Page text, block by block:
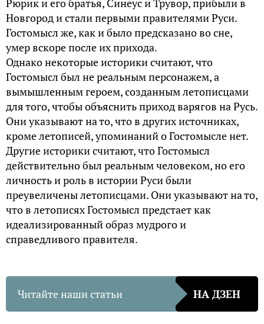
Рюрик и его братья, Синеус и Трувор, прибыли в
Новгород и стали первыми правителями Руси.
Гостомысл же, как и было предсказано во сне,
умер вскоре после их прихода.
Однако некоторые историки считают, что
Гостомысл был не реальным персонажем, а
вымышленным героем, созданным летописцами
для того, чтобы объяснить приход варягов на Русь.
Они указывают на то, что в других источниках,
кроме летописей, упоминаний о Гостомысле нет.
Другие историки считают, что Гостомысл
действительно был реальным человеком, но его
личность и роль в истории Руси были
преувеличены летописцами. Они указывают на то,
что в летописях Гостомысл предстает как
идеализированный образ мудрого и
справедливого правителя.
Читайте наши статьи НА ДЗЕН